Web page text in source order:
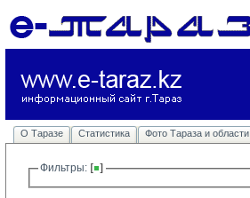
О Таразе Статистика Фото Тараза и области
Фильтры: